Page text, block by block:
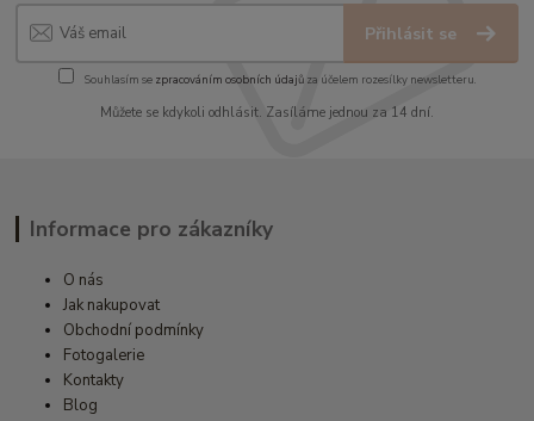
Přihlásit se
Souhlasím se zpracováním osobních údajůza účelem rozesílky newsletteru.
Můžete se kdykoli odhlásit. Zasíláme jednou za 14 dní.
Informace pro zákazníky
O nás
Jak nakupovat
Obchodní podmínky
Fotogalerie
Kontakty
Blog